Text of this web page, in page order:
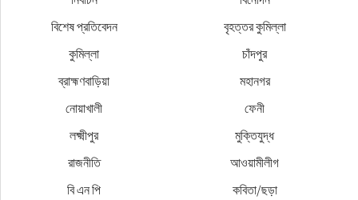
বিশেষ প্রতিবেদন
বৃহত্তর কুমিল্লা
কুমিল্লা
চাঁদপুর
ব্রাহ্মণবাড়িয়া
মহানগর
নোয়াখালী
ফেনী
লক্ষ্মীপুর
মুক্তিযুদ্ধ
রাজনীতি
আওয়ামীলীগ
বি এন পি
কবিতা/ছড়া